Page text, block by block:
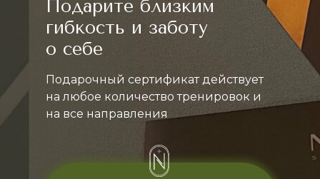
Подарите близким
гибкость и заботу
о себе
Подарочный сертификат действует
на любое количество тренировок и
на все направления